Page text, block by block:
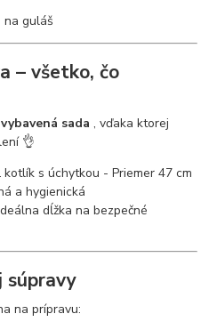
– všetko, čo
sada , vďaka ktorej
👌
kotlík s úchytkou - Priemer 47 cm
a hygienická
dĺžka na bezpečné
súpravy
na prípravu: